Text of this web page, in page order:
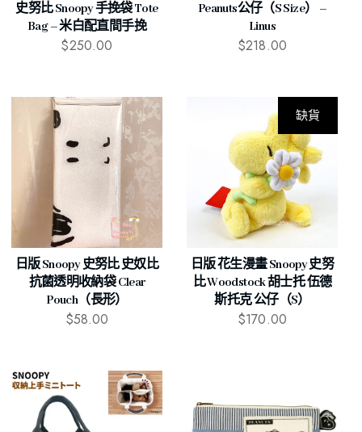
史努比 Snoopy 手挽袋 Tote
Bag – 米白配直間手挽
$250.00
Peanuts公仔（S Size） –
Linus
$218.00
日版 Snoopy 史努比 史奴比
抗菌透明收納袋 Clear
Pouch（長形）
$58.00
缺貨
日版 花生漫畫 Snoopy 史努
比 Woodstock 胡士托 伍德
斯托克 公仔（S）
$170.00